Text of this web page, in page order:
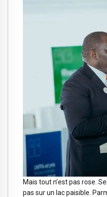
Mais tout n’est pas rose.
pas sur un lac paisible.